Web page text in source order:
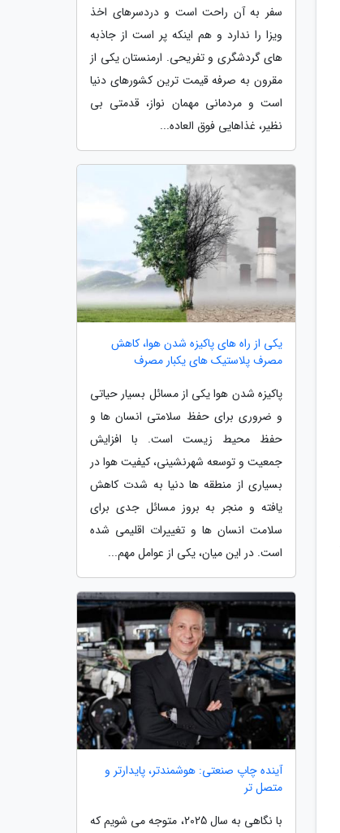
سفر به آن راحت است و دردسرهای اخذ
ویزا را ندارد و هم اینکه پر است از جاذبه
های گردشگری و تفریحی. ارمنستان یکی از
مقرون به صرفه قیمت ترین کشورهای دنیا
است و مردمانی مهمان نواز، قدمتی بی
نظیر، غذاهایی فوق العاده...
یکی از راه های پاکیزه شدن هوا، کاهش
مصرف پلاستیک های یکبار مصرف
پاکیزه شدن هوا یکی از مسائل بسیار حیاتی
و ضروری برای حفظ سلامتی انسان ها و
حفظ محیط زیست است. با افزایش
جمعیت و توسعه شهرنشینی، کیفیت هوا در
بسیاری از منطقه ها دنیا به شدت کاهش
یافته و منجر به بروز مسائل جدی برای
سلامت انسان ها و تغییرات اقلیمی شده
است. در این میان، یکی از عوامل مهم...
آینده چاپ صنعتی: هوشمندتر، پایدارتر و
متصل تر
با نگاهی به سال 2025، متوجه می شویم که